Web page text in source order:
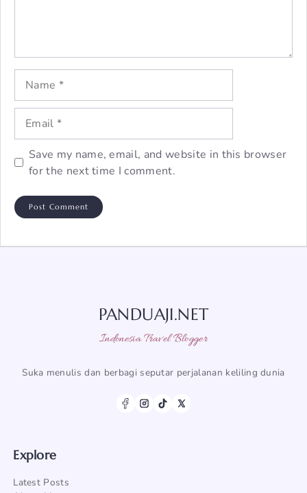
Name
Email
Save my name, email, and website in this browser
for the next time I comment.
PANDUAJI.NET
Indonesia Travel Blogger
Suka menulis dan berbagi seputar perjalanan keliling dunia
Explore
Latest Posts